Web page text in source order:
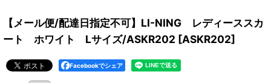
【メール便/配達日指定不可】LI-NING レディーススカ
ート ホワイト Lサイズ/ASKR202 [ASKR202]
Facebookでシェア